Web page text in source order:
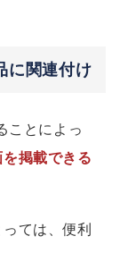
に関連付け
ことによっ
掲載できる
っては、便利